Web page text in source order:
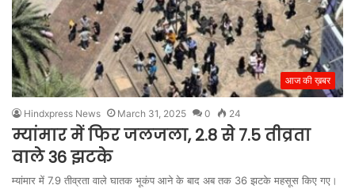
आज की ख़बर
Hindxpress News March 31, 2025 0 24
म्यांमार में फिर जलजला, 2.8 से 7.5 तीव्रता
वाले 36 झटके
म्यांमार में 7.9 तीव्रता वाले घातक भूकंप आने के बाद अब तक 36 झटके महसूस किए गए।